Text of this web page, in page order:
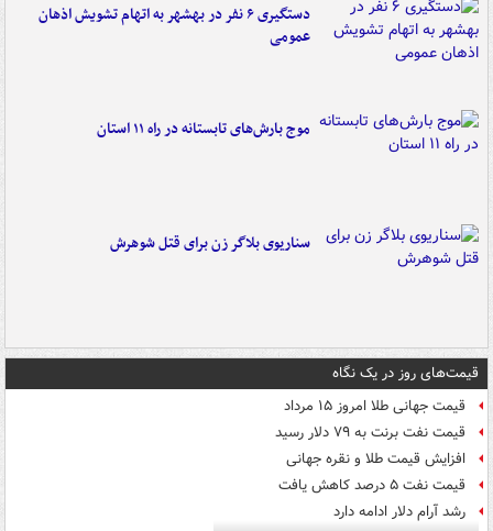
دستگیری ۶ نفر در بهشهر به اتهام تشویش اذهان
عمومی
موج بارش‌های تابستانه در راه ۱۱ استان
سناریوی بلاگر زن برای قتل شوهرش
قیمت‌های روز در یک نگاه
قیمت جهانی طلا امروز ۱۵ مرداد
قیمت نفت برنت به ۷۹ دلار رسید
افزایش قیمت طلا و نقره جهانی
قیمت نفت ۵ درصد کاهش یافت
رشد آرام دلار ادامه دارد